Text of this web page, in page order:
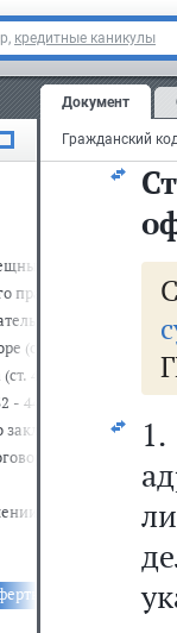
кредитные каникулы
права (ст. 209 -
(ст. 307 - 453)
(ст. 307 - 419)
(ст. 420 - 453)
420 - 431.2)
- 449.1)
договора
договора
Публичная
Документ